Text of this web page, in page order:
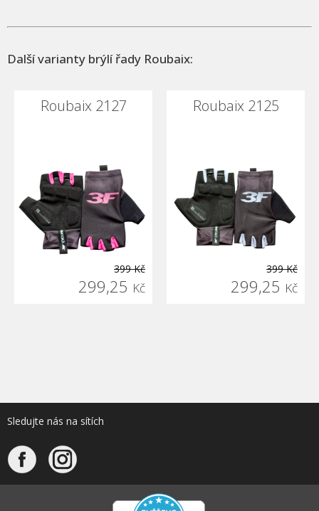
Další varianty brýlí řady Roubaix:
Roubaix 2127
399 Kč
299,25 Kč
Roubaix 2125
399 Kč
299,25 Kč
Sledujte nás na sítích